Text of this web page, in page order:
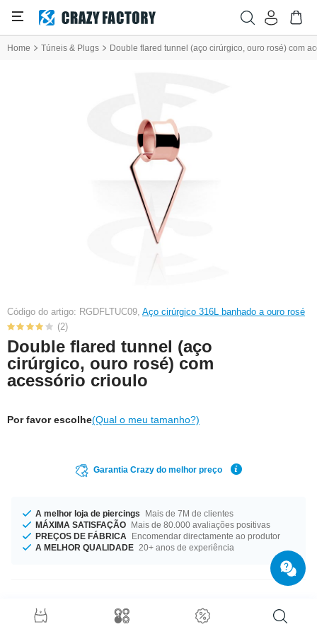
Home Túneis & Plugs Double flared tunnel (aço cirúrgico, ouro rosé) com
Código do artigo: RGDFLTUC09, Aço cirúrgico 316L banhado a ouro rosé
(2)
Double flared tunnel (aço
cirúrgico, ouro rosé) com
acessório crioulo
Por favor escolhe(Qual o meu tamanho?)
Garantia Crazy do melhor preço
A melhor loja de piercings
Mais de 7M de clientes
MÁXIMA SATISFAÇÃO Mais de 80.000 avaliações positivas
PREÇOS DE FÁBRICA
Encomendar directamente ao produtor
A MELHOR QUALIDADE 20+ anos de experiência
Detalhes do produto